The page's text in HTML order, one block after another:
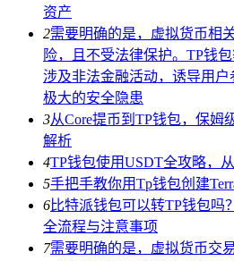
资产
2需要明确的是，虚拟货币相
险，且不受法律保护。TP钱
涉及非法金融活动，诱导用
极大的安全隐患
3从Core提币到TP钱包，保姆
解析
4TP钱包使用USDT全攻略，
5手把手教你用Tp钱包创建
6比特派钱包可以转TP钱包吗
全流程与注意事项
7需要明确的是，虚拟货币交